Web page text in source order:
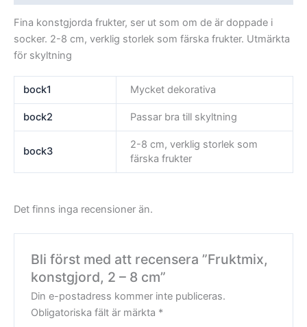
Fina konstgjorda frukter, ser ut som om de är doppade i
socker. 2-8 cm, verklig storlek som färska frukter. Utmärkta
för skyltning
bock1 Mycket dekorativa
bock2 Passar bra till skyltning
bock3
2-8 cm, verklig storlek som
färska frukter
Det finns inga recensioner än.
Bli först med att recensera ”Fruktmix,
konstgjord, 2 – 8 cm”
Din e-postadress kommer inte publiceras.
Obligatoriska fält är märkta *